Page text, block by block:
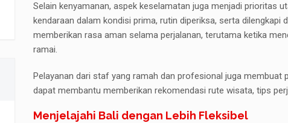
Selain kenyamanan, aspek keselamatan juga menjadi prioritas
kendaraan dalam kondisi prima, rutin diperiksa, serta
memberikan rasa aman selama perjalanan, terutama ketika
ramai.
Pelayanan dari staf yang ramah dan profesional juga
dapat membantu memberikan rekomendasi rute wisata, tips
Menjelajahi Bali dengan Lebih Fleksibel